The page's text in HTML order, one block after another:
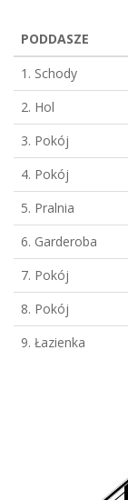
PODDASZE
1. Schody
2. Hol
3. Pokój
4. Pokój
5. Pralnia
6. Garderoba
7. Pokój
8. Pokój
9. Łazienka